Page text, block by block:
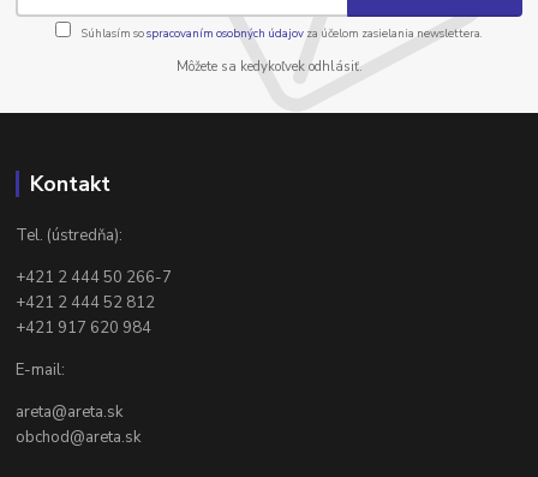
Súhlasím sospracovaním osobných údajov za účelom zasielania newslettera.
Môžete sa kedykoľvek odhlásiť.
Kontakt
Tel. (ústredňa):
+421 2 444 50 266-7
+421 2 444 52 812
+421 917 620 984
E-mail:
areta@areta.sk
obchod@areta.sk